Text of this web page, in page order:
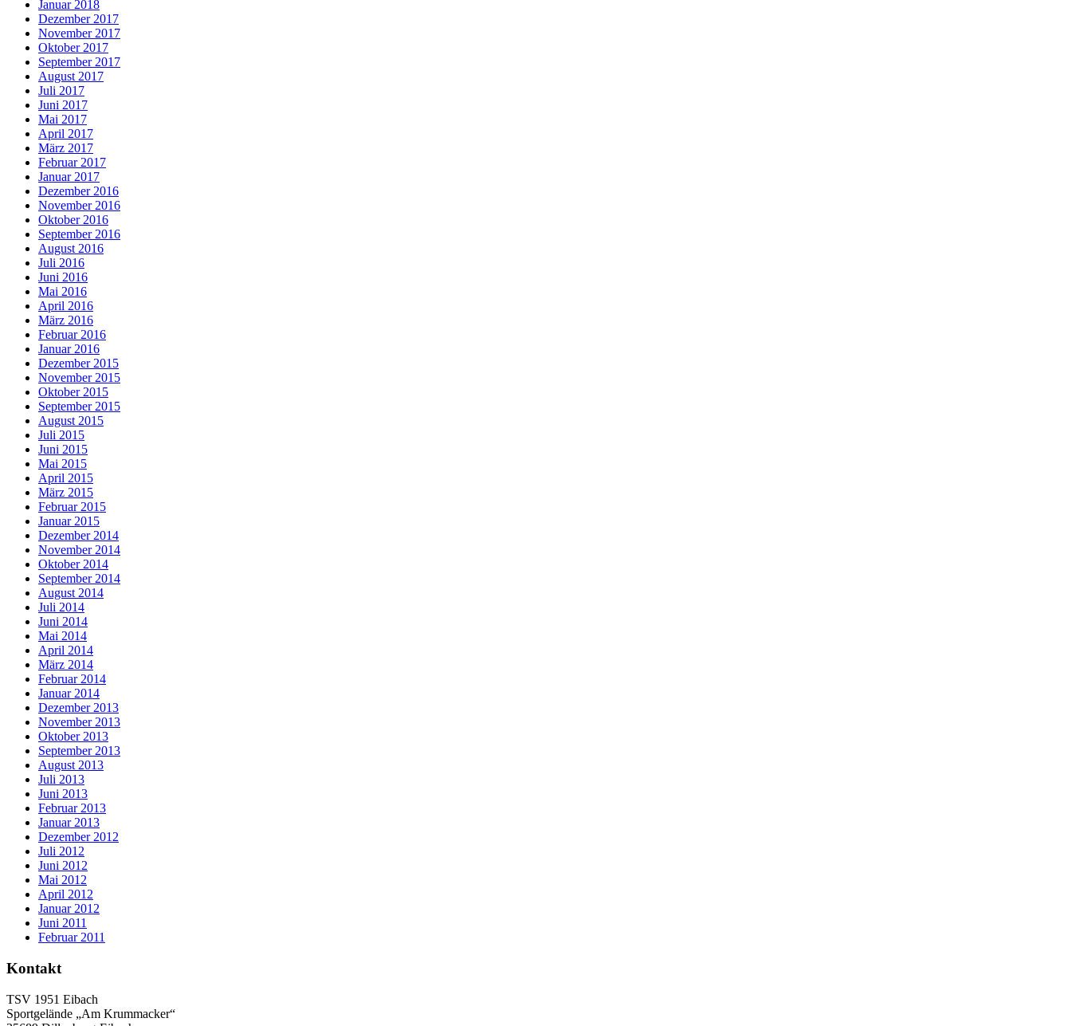
Januar 2018
Dezember 2017
November 2017
Oktober 2017
September 2017
August 2017
Juli 2017
Juni 2017
Mai 2017
April 2017
März 2017
Februar 2017
Januar 2017
Dezember 2016
November 2016
Oktober 2016
September 2016
August 2016
Juli 2016
Juni 2016
Mai 2016
April 2016
März 2016
Februar 2016
Januar 2016
Dezember 2015
November 2015
Oktober 2015
September 2015
August 2015
Juli 2015
Juni 2015
Mai 2015
April 2015
März 2015
Februar 2015
Januar 2015
Dezember 2014
November 2014
Oktober 2014
September 2014
August 2014
Juli 2014
Juni 2014
Mai 2014
April 2014
März 2014
Februar 2014
Januar 2014
Dezember 2013
November 2013
Oktober 2013
September 2013
August 2013
Juli 2013
Juni 2013
Februar 2013
Januar 2013
Dezember 2012
Juli 2012
Juni 2012
Mai 2012
April 2012
Januar 2012
Juni 2011
Februar 2011
Kontakt
TSV 1951 Eibach
Sportgelände „Am Krummacker“